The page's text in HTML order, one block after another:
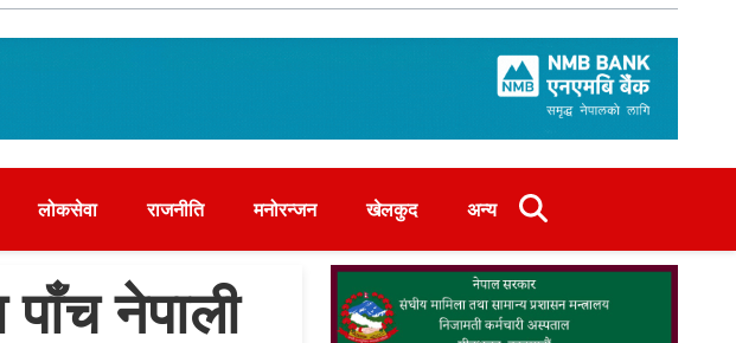
लोकसेवा राजनीति मनोरन्जन खेलकुद अन्य
नेपाली